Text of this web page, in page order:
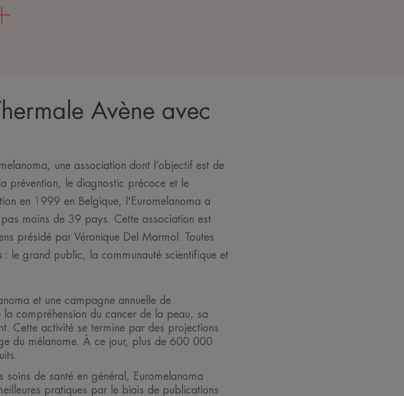
Avène avec
une association dont l’objectif est de
prévention, le diagnostic précoce et le
en 1999 en Belgique, l'Euromelanoma a
moins de 39 pays. Cette association est
présidé par Véronique Del Marmol. Toutes
: le grand public, la communauté scientifique et
et une campagne annuelle de
compréhension du cancer de la peau, sa
Cette activité se termine par des projections
du mélanome. À ce jour, plus de 600 000
soins de santé en général, Euromelanoma
pratiques par le biais de publications